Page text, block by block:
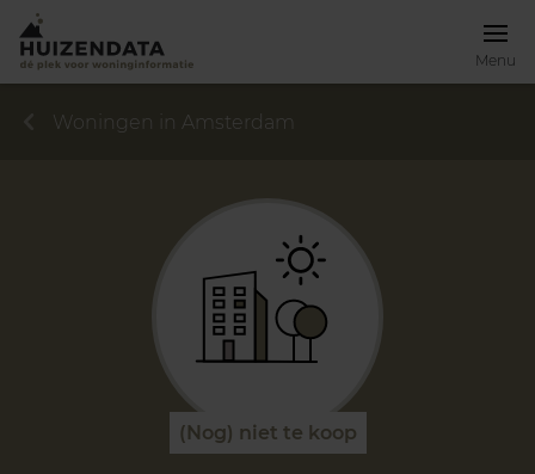
Menu
Woningen in Amsterdam
(Nog) niet te koop